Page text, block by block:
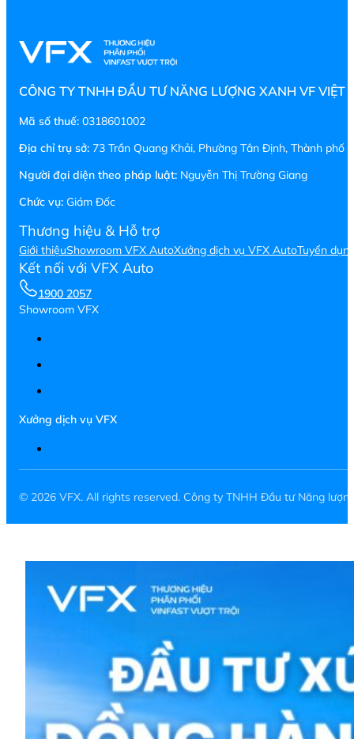
CÔNG TY TNHH ĐẦU TƯ NĂNG LƯỢNG XANH VF VIỆT
Mã số thuế: 0318601002
Địa chỉ trụ sở: 73 Trần Quang Khải, Phường Tân Định, Thành phố
Người đại diện theo pháp luật: Nguyễn Thị Trường Giang
Chức vụ: Giám Đốc
Thương hiệu & Hỗ trợ
Giới thiệuShowroom VFX AutoXưởng dịch vụ VFX AutoTuyển
Kết nối với VFX Auto
1900 2057
Showroom VFX
Xưởng dịch vụ VFX
© 2026 VFX. All rights reserved. Công ty TNHH Đầu tư Năng